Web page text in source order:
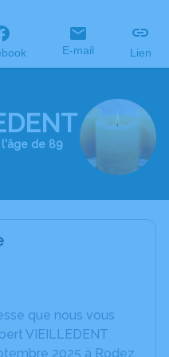
E-mail Lien
de 89
que nous vous
VIEILLEDENT
2025 à Rodez.